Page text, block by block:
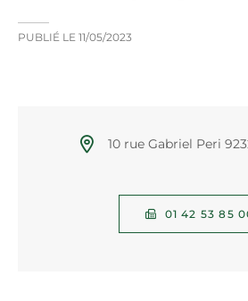
PUBLIÉ LE 11/05/2023
10 rue Gabriel Peri
01 42 53 85